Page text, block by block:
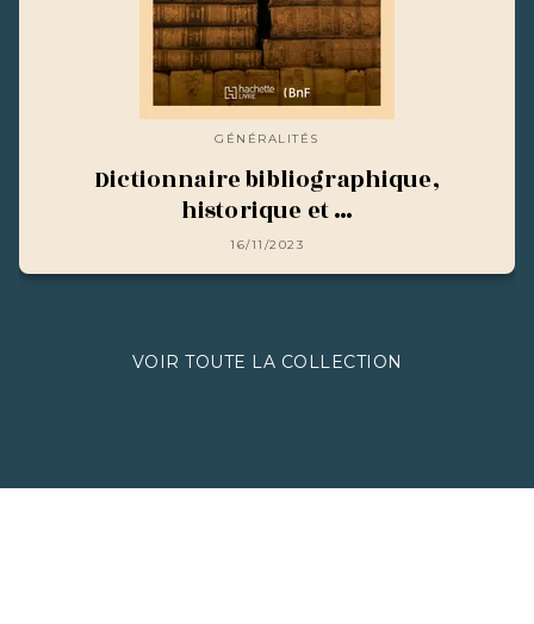
GÉNÉRALITÉS
Dictionnaire bibliographique,
historique et …
16/11/2023
VOIR TOUTE LA COLLECTION